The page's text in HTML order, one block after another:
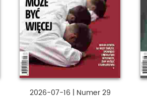
2026-07-16 | Numer 29